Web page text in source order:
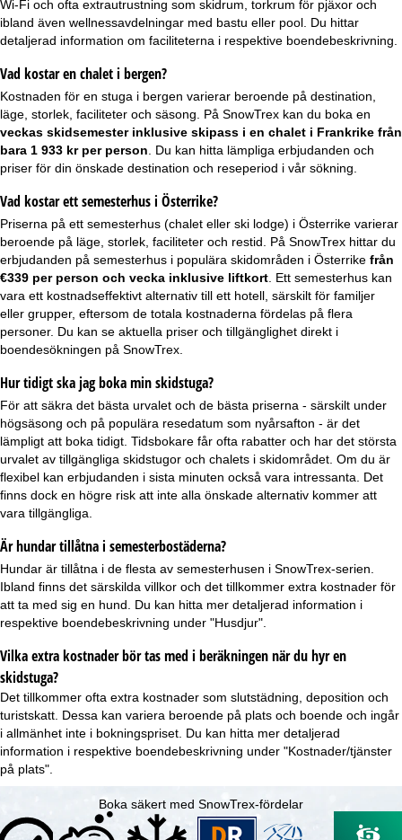
Wi-Fi och ofta extrautrustning som skidrum, torkrum för pjäxor och
ibland även wellnessavdelningar med bastu eller pool. Du hittar
detaljerad information om faciliteterna i respektive boendebeskrivning.
Vad kostar en chalet i bergen?
Kostnaden för en stuga i bergen varierar beroende på destination,
läge, storlek, faciliteter och säsong. På SnowTrex kan du boka en
veckas skidsemester inklusive skipass i en chalet i Frankrike från
bara 1 933 kr per person. Du kan hitta lämpliga erbjudanden och
priser för din önskade destination och reseperiod i vår sökning.
Vad kostar ett semesterhus i Österrike?
Priserna på ett semesterhus (chalet eller ski lodge) i Österrike varierar
beroende på läge, storlek, faciliteter och restid. På SnowTrex hittar du
erbjudanden på semesterhus i populära skidområden i Österrike från
€339 per person och vecka inklusive liftkort. Ett semesterhus kan
vara ett kostnadseffektivt alternativ till ett hotell, särskilt för familjer
eller grupper, eftersom de totala kostnaderna fördelas på flera
personer. Du kan se aktuella priser och tillgänglighet direkt i
boendesökningen på SnowTrex.
Hur tidigt ska jag boka min skidstuga?
För att säkra det bästa urvalet och de bästa priserna - särskilt under
högsäsong och på populära resedatum som nyårsafton - är det
lämpligt att boka tidigt. Tidsbokare får ofta rabatter och har det största
urvalet av tillgängliga skidstugor och chalets i skidområdet. Om du är
flexibel kan erbjudanden i sista minuten också vara intressanta. Det
finns dock en högre risk att inte alla önskade alternativ kommer att
vara tillgängliga.
Är hundar tillåtna i semesterbostäderna?
Hundar är tillåtna i de flesta av semesterhusen i SnowTrex-serien.
Ibland finns det särskilda villkor och det tillkommer extra kostnader för
att ta med sig en hund. Du kan hitta mer detaljerad information i
respektive boendebeskrivning under "Husdjur".
Vilka extra kostnader bör tas med i beräkningen när du hyr en
skidstuga?
Det tillkommer ofta extra kostnader som slutstädning, deposition och
turistskatt. Dessa kan variera beroende på plats och boende och ingår
i allmänhet inte i bokningspriset. Du kan hitta mer detaljerad
information i respektive boendebeskrivning under "Kostnader/tjänster
på plats".
Boka säkert med SnowTrex-fördelar